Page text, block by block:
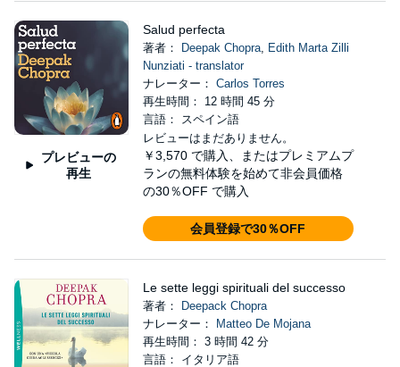
プレビューの
再生
Salud perfecta
著者： Deepak Chopra,
Edith Marta Zilli
Nunziati - translator
ナレーター： Carlos Torres
再生時間： 12 時間 45 分
言語： スペイン語
レビューはまだありません。
￥3,570 で購入、またはプレミアムプ
ランの無料体験を始めて非会員価格
の30％OFF で購入
会員登録で30％OFF
Le sette leggi spirituali del successo
著者：
Deepack Chopra
ナレーター：
Matteo De Mojana
再生時間： 3 時間 42 分
言語： イタリア語